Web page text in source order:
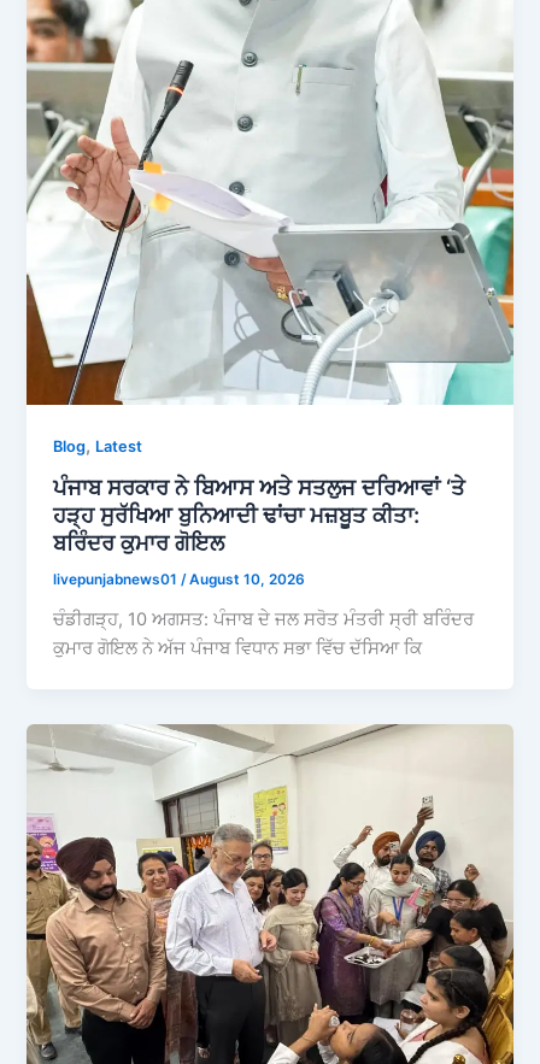
Blog, Latest
ਪੰਜਾਬ ਸਰਕਾਰ ਨੇ ਬਿਆਸ ਅਤੇ ਸਤਲੁਜ ਦਰਿਆਵਾਂ ‘ਤੇ
ਹੜ੍ਹ ਸੁਰੱਖਿਆ ਬੁਨਿਆਦੀ ਢਾਂਚਾ ਮਜ਼ਬੂਤ ਕੀਤਾ:
ਬਰਿੰਦਰ ਕੁਮਾਰ ਗੋਇਲ
livepunjabnews01/August 10, 2026
ਚੰਡੀਗੜ੍ਹ, 10 ਅਗਸਤ: ਪੰਜਾਬ ਦੇ ਜਲ ਸਰੋਤ ਮੰਤਰੀ ਸ੍ਰੀ ਬਰਿੰਦਰ
ਕੁਮਾਰ ਗੋਇਲ ਨੇ ਅੱਜ ਪੰਜਾਬ ਵਿਧਾਨ ਸਭਾ ਵਿੱਚ ਦੱਸਿਆ ਕਿ